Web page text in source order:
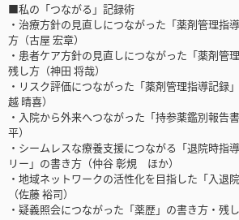
■私の「つながる」記録術
・治療方針の見直しにつながった「薬剤管理指
方（古屋 宏章）
・患者ケア方針の見直しにつながった「薬剤管
残し方（神田 将哉）
・リスク評価につながった「薬剤管理指導記録
越 晴喜）
・入院から外来へつながった「持参薬鑑別報告
平）
・シームレスな療養支援につながる「退院時指
リー」の書き方（仲谷 彰規 ほか）
・地域ネットワークの活性化を目指した「入退
（佐藤 裕司）
・疑義照会につながった「薬歴」の書き方・残